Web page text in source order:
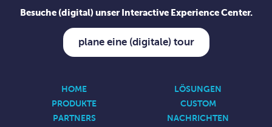
Besuche (digital) unser Interactive Experience Center.
plane eine (digitale) tour
HOME
LÖSUNGEN
PRODUKTE
CUSTOM
PARTNERS
NACHRICHTEN